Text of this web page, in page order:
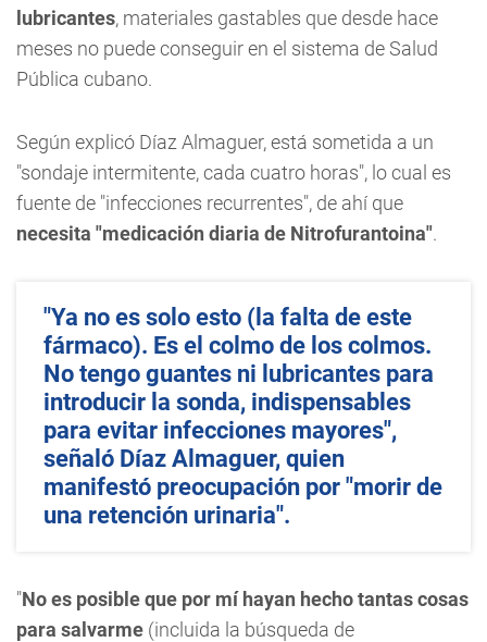
lubricantes, materiales gastables que desde hace
meses no puede conseguir en el sistema de Salud
Pública cubano.
Según explicó Díaz Almaguer, está sometida a un
"sondaje intermitente, cada cuatro horas", lo cual es
fuente de "infecciones recurrentes", de ahí que
necesita "medicación diaria de Nitrofurantoina".
"Ya no es solo esto (la falta de este
fármaco). Es el colmo de los colmos.
No tengo guantes ni lubricantes para
introducir la sonda, indispensables
para evitar infecciones mayores",
señaló Díaz Almaguer, quien
manifestó preocupación por "morir de
una retención urinaria".
"No es posible que por mí hayan hecho tantas cosas
para salvarme (incluida la búsqueda de